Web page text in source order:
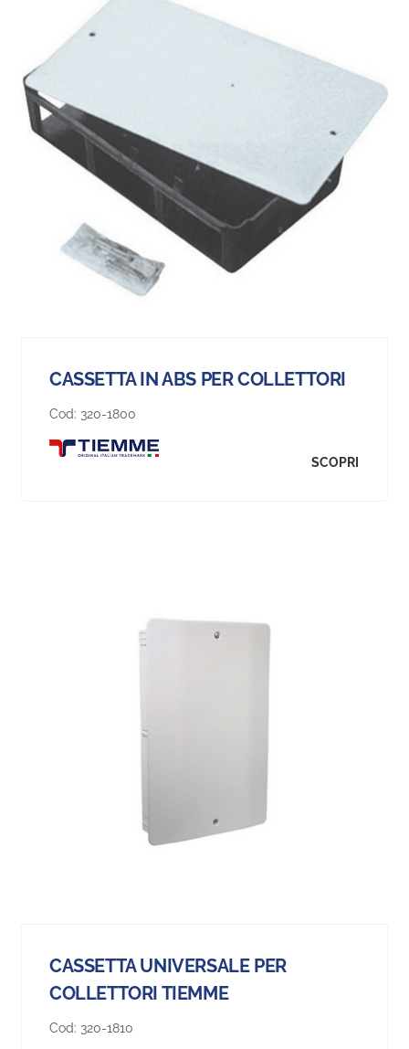
CASSETTA IN ABS PER COLLETTORI
Cod: 320-1800
SCOPRI
CASSETTA UNIVERSALE PER
COLLETTORI TIEMME
Cod: 320-1810